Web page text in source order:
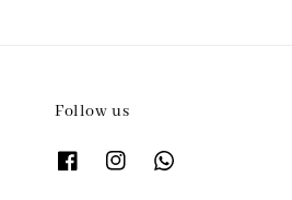
Follow us